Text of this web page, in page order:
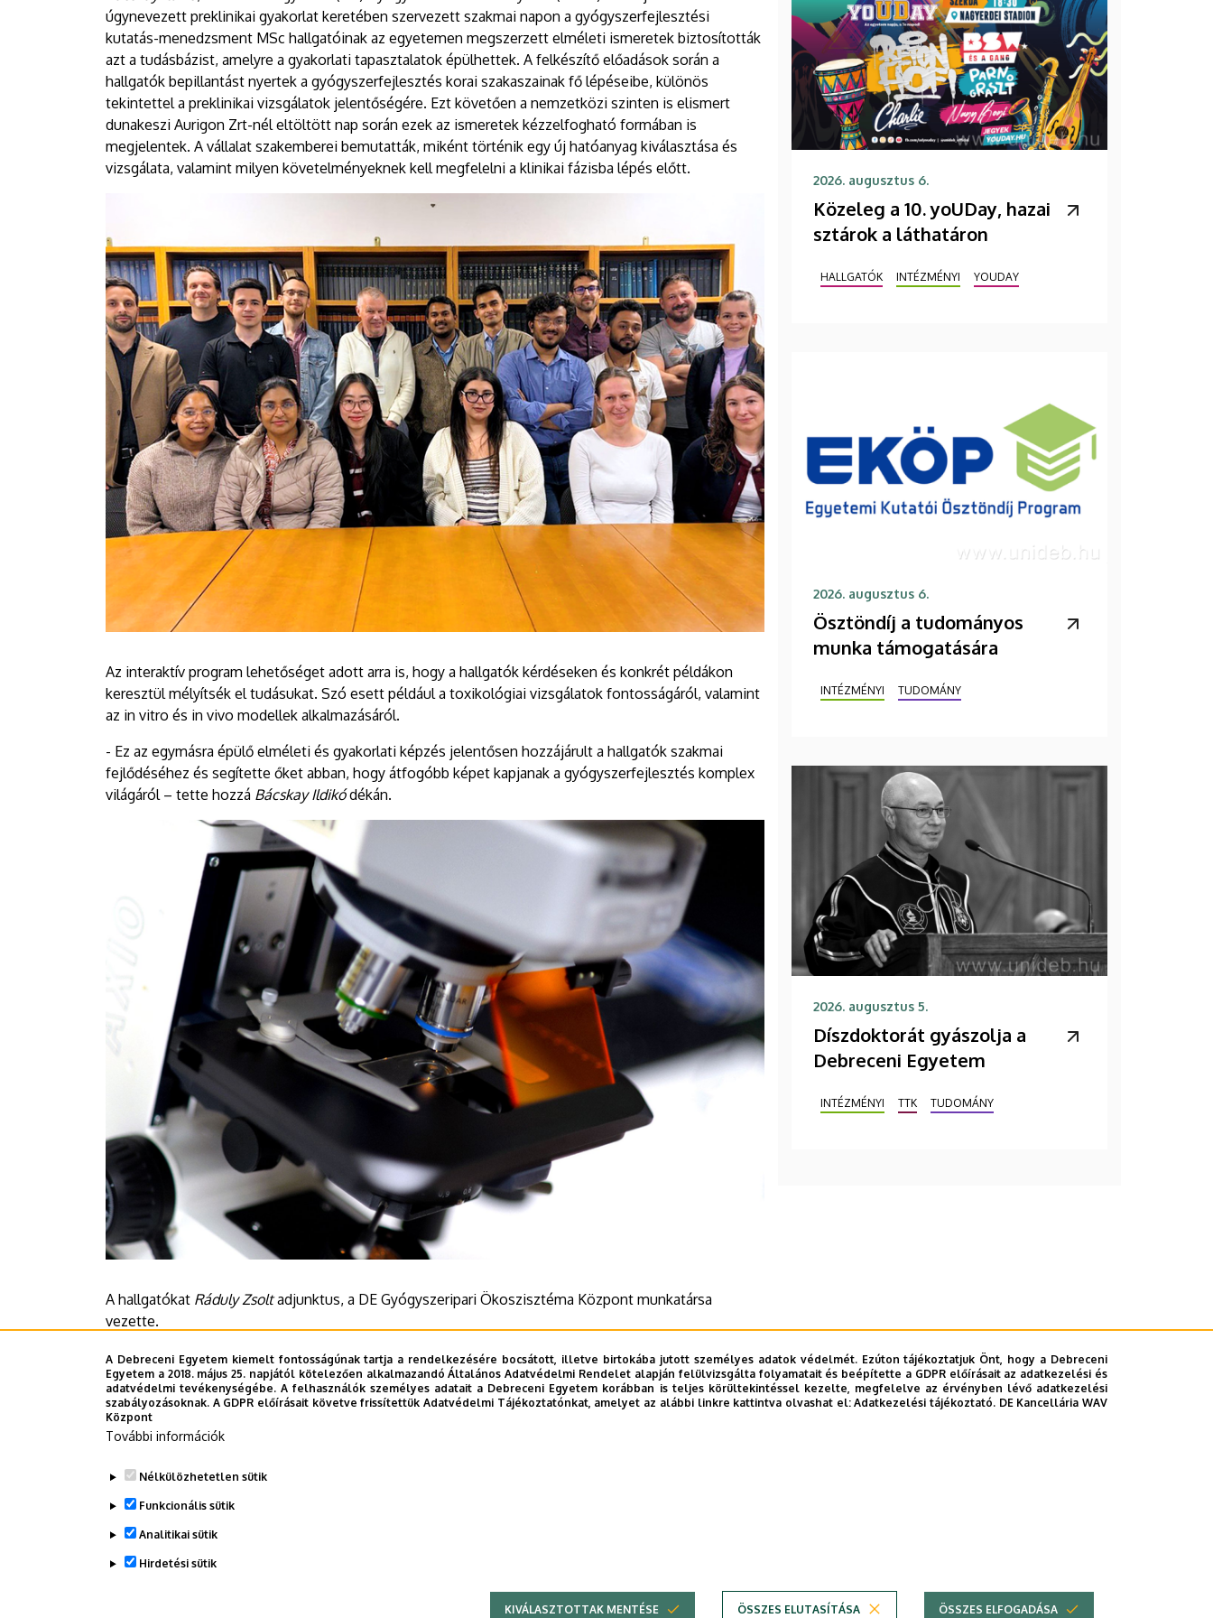
úgynevezett preklinikai gyakorlat keretében szervezett szakmai napon a gyógyszerfejlesztési
kutatás-menedzsment MSc hallgatóinak az egyetemen megszerzett elméleti ismeretek biztosították
azt a tudásbázist, amelyre a gyakorlati tapasztalatok épülhettek. A felkészítő előadások során a
hallgatók bepillantást nyertek a gyógyszerfejlesztés korai szakaszainak fő lépéseibe, különös
tekintettel a preklinikai vizsgálatok jelentőségére. Ezt követően a nemzetközi szinten is elismert
dunakeszi Aurigon Zrt-nél eltöltött nap során ezek az ismeretek kézzelfogható formában is
megjelentek. A vállalat szakemberei bemutatták, miként történik egy új hatóanyag kiválasztása és
vizsgálata, valamint milyen követelményeknek kell megfelelni a klinikai fázisba lépés előtt.
Az interaktív program lehetőséget adott arra is, hogy a hallgatók kérdéseken és konkrét példákon
keresztül mélyítsék el tudásukat. Szó esett például a toxikológiai vizsgálatok fontosságáról, valamint
az in vitro és in vivo modellek alkalmazásáról.
- Ez az egymásra épülő elméleti és gyakorlati képzés jelentősen hozzájárult a hallgatók szakmai
fejlődéséhez és segítette őket abban, hogy átfogóbb képet kapjanak a gyógyszerfejlesztés komplex
világáról – tette hozzá Bácskay Ildikódékán.
A hallgatókat Ráduly Zsoltadjunktus, a DE Gyógyszeripari Ökoszisztéma Központ munkatársa
vezette.
Sajtóközpont - OCs
2026. augusztus 6.
Közeleg a 10. yoUDay, hazai
sztárok a láthatáron
HALLGATÓK INTÉZMÉNYI YOUDAY
2026. augusztus 6.
Ösztöndíj a tudományos
munka támogatására
INTÉZMÉNYI TUDOMÁNY
2026. augusztus 5.
Díszdoktorát gyászolja a
Debreceni Egyetem
INTÉZMÉNYI TTK TUDOMÁNY
A Debreceni Egyetem kiemelt fontosságúnak tartja a rendelkezésére bocsátott, illetve birtokába jutott személyes adatok védelmét. Ezúton tájékoztatjuk Önt, hogy a Debreceni
Egyetem a 2018. május 25. napjától kötelezően alkalmazandó Általános Adatvédelmi Rendelet alapján felülvizsgálta folyamatait és beépítette a GDPR előírásait az adatkezelési és
adatvédelmi tevékenységébe. A felhasználók személyes adatait a Debreceni Egyetem korábban is teljes körültekintéssel kezelte, megfelelve az érvényben lévő adatkezelési
szabályozásoknak. A GDPR előírásait követve frissítettük Adatvédelmi Tájékoztatónkat, amelyet az alábbi linkre kattintva olvashat el:Adatkezelési tájékoztató. DE Kancellária WAV
Központ
További információk
Nélkülözhetetlen sütik
Funkcionális sütik
Analitikai sütik
Hirdetési sütik
KIVÁLASZTOTTAK MENTÉSE ÖSSZES ELUTASÍTÁSA ÖSSZES ELFOGADÁSA